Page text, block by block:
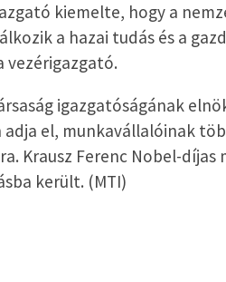
kiemelte, hogy a
a hazai tudás és a
vezérigazgató.
igazgatóságának
el, munkavállalóinak
Krausz Ferenc Nobel-
került. (MTI)